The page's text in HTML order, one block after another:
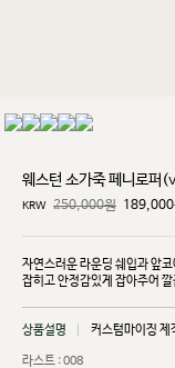
웨스턴 소가죽 페니로
KRW 250,000원 189,000
자연스러운 라운딩 쉐입과 앞
잡히고안정감있게 잡아주어
상품설명 커스텀마이징 제
라스트 : 008